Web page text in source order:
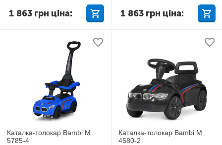
1 863 грн ціна: 1 863 грн ціна:
Каталка-толокар Bambi M
5785-4
Каталка-толокар Bambi M
4580-2